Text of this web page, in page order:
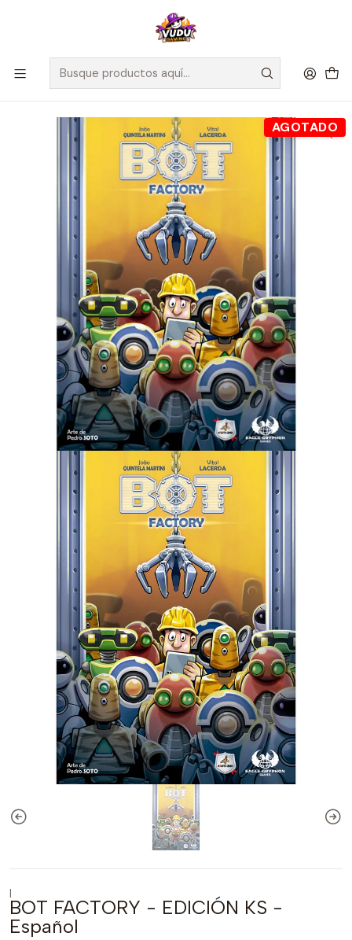
🚀 ¡Despachamos a todo Chile! Envío GRATIS a Regiones sobre
$100.000 y a RM sobre $35.000
Inicio Juegos de Mesa Editorial Maldito Games
BOT FACTORY - EDICIÓN KS - Español
AGOTADO
|
BOT FACTORY - EDICIÓN KS -
Español